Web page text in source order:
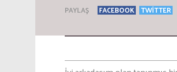
PAYLAŞ FACEBOOK TWITTER